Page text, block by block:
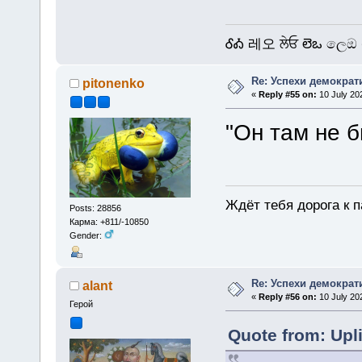
ᎴᎣ 레오 ਲੇਓ లెఒ
pitonenko
Posts: 28856
Карма: +811/-10850
Gender:
Re: Успехи
«Reply #55 on: 10 July
"Он там не
Ждёт тебя дорога к
alant
Герой
Re: Успехи
«Reply #56 on: 10 July
Quote from: